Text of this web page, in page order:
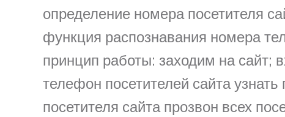
определение номера посетителя
функция распознавания номера
принцип работы: заходим на сайт;
телефон посетителей сайта
посетителя сайта прозвон всех